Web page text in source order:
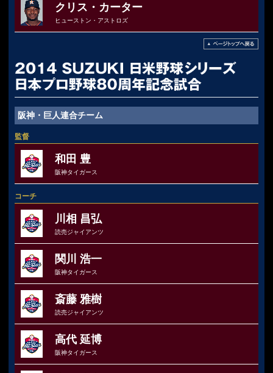
クリス・カーター
ヒューストン・アストロズ
阪神・巨人連合チーム
監督
和田 豊
阪神タイガース
コーチ
川相 昌弘
読売ジャイアンツ
関川 浩一
阪神タイガース
斎藤 雅樹
読売ジャイアンツ
高代 延博
阪神タイガース